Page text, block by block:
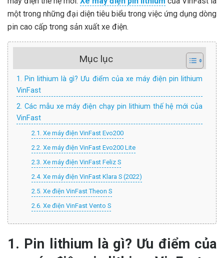
một trong những đại diện tiêu biểu trong việc ứng dụng dòng
pin cao cấp trong sản xuất xe điện.
Mục lục
1. Pin lithium là gì? Ưu điểm của xe máy điện pin lithium
VinFast
2. Các mẫu xe máy điện chạy pin lithium thế hệ mới của
VinFast
2.1. Xe máy điện VinFast Evo200
2.2. Xe máy điện VinFast Evo200 Lite
2.3. Xe máy điện VinFast Feliz S
2.4. Xe máy điện VinFast Klara S (2022)
2.5. Xe điện VinFast Theon S
2.6. Xe điện VinFast Vento S
1. Pin lithium là gì? Ưu điểm của